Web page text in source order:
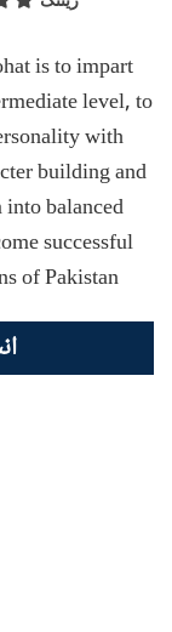
is to impart
level, to
with
building and
balanced
successful
of Pakistan